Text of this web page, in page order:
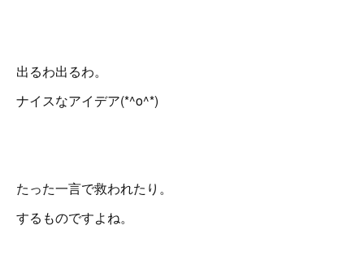
出るわ出るわ。
ナイスなアイデア(*^o^*)
たった一言で救われたり。
するものですよね。